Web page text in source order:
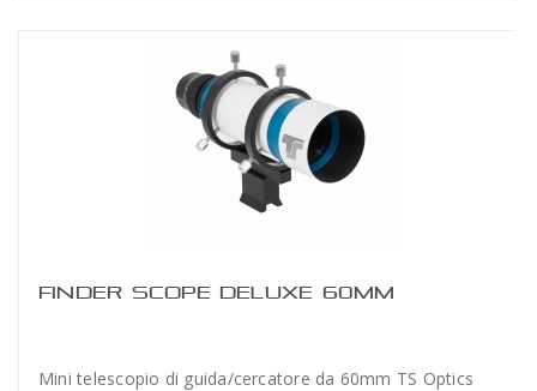
FINDER SCOPE DELUXE 60MM
Mini telescopio di guida/cercatore da 60mm TS Optics